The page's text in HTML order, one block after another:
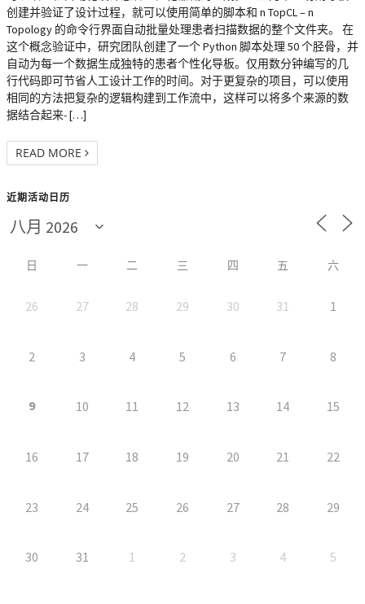
创建并验证了设计过程，就可以使用简单的脚本和 n TopCL – n
Topology 的命令行界面自动批量处理患者扫描数据的整个文件夹。 在
这个概念验证中，研究团队创建了一个 Python 脚本处理 50 个胫骨，并
自动为每一个数据生成独特的患者个性化导板。仅用数分钟编写的几
行代码即可节省人工设计工作的时间。对于更复杂的项目，可以使用
相同的方法把复杂的逻辑构建到工作流中，这样可以将多个来源的数
据结合起来- […]
READ MORE
近期活动日历
日 一 二 三 四 五 六
26 27 28 29 30 31 1
2 3 4 5 6 7 8
9 10 11 12 13 14 15
16 17 18 19 20 21 22
23 24 25 26 27 28 29
30 31 1 2 3 4 5